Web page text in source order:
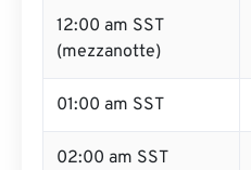
12:00 am SST
(mezzanotte)
01:00 am SST
02:00 am SST